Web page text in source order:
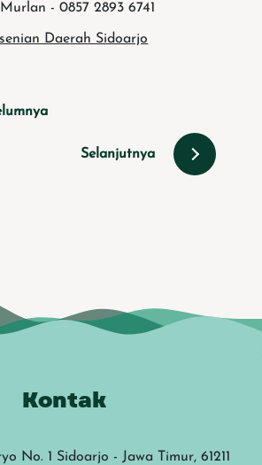
- 0857 2893 6741
Daerah Sidoarjo
Selanjutnya
Kontak
No. 1 Sidoarjo - Jawa Timur, 61211